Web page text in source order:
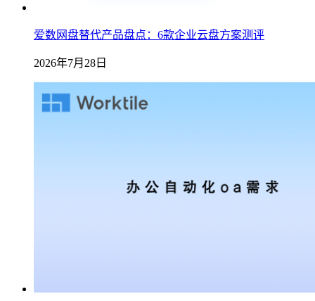
爱数网盘替代产品盘点：6款企业云盘方案测评
2026年7月28日